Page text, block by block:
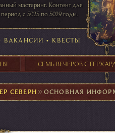
мастеринг. Контент для
с 5025 по 5029 годы.
29 ПОСТОВ 24 ПОСТОВ
ВАКАНСИИ • КВЕСТЫ
СЕМЬ ВЕЧЕРОВ С
СЕВЕРН ►ОСНОВНАЯ